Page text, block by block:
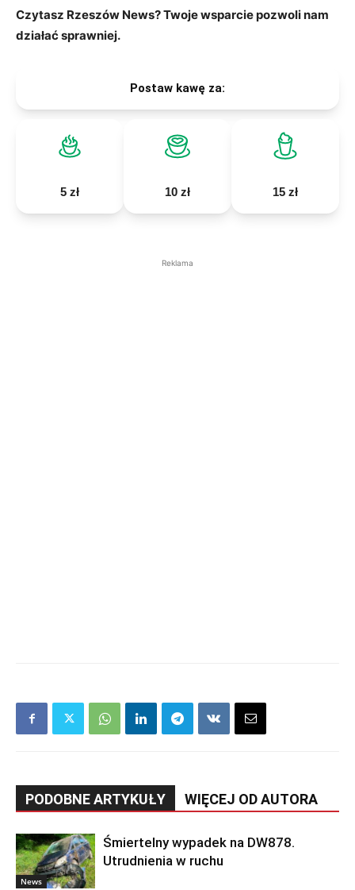
Czytasz Rzeszów News? Twoje wsparcie pozwoli nam
działać sprawniej.
Postaw kawę za:
5 zł 10 zł 15 zł
Reklama
PODOBNE ARTYKUŁY WIĘCEJ OD AUTORA
News
Śmiertelny wypadek na DW878.
Utrudnienia w ruchu